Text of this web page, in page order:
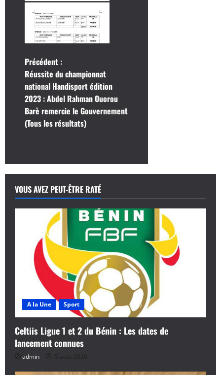
N
a
v
i
a
t
i
a
r
t
Précédent :
Réussite du championnat
national Handisport édition
2023 : Abdel Rahman Ouorou
Barè remercie le Gouvernement
(Tous les résultats)
VOUS AVEZ PEUT-ÊTRE RATÉ
A la Une Sport
Celtiis Ligue 1 et 2 du Bénin : Les dates de
lancement connues
admin 5 août 2026